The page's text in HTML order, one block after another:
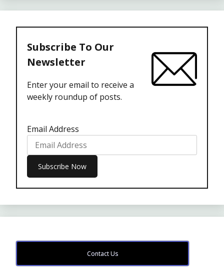
Subscribe To Our
Newsletter
Enter your email to receive a
weekly roundup of posts.
Email Address
Contact Us